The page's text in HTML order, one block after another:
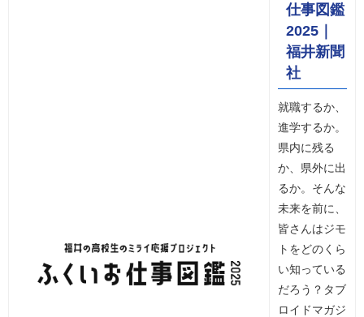
仕事図鑑
2025｜
福井新聞
社
就職するか、
進学するか。
県内に残る
か、県外に出
るか。そんな
未来を前に、
皆さんはジモ
トをどのくら
い知っている
だろう？タブ
ロイドマガジ